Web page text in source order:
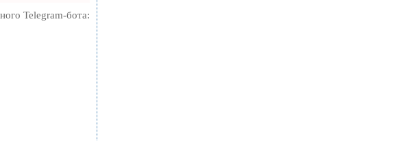
Telegram-бота: